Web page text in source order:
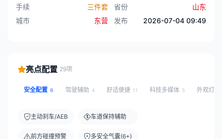
手续
三件套 省份
山东
城市
东营 发布 2026-07-04 09:49
亮点配置 29项
安全配置 6 驾驶辅助 4 舒适便捷 11 科技多媒体 5 外观灯光
主动刹车/AEB
前方碰撞预警
车道保持辅助
多安全气囊(6+)